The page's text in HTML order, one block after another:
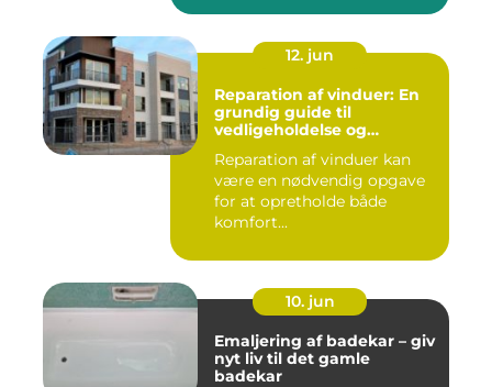
12. jun
Reparation af vinduer: En
grundig guide til
vedligeholdelse og
Reparation af vinduer kan
være en nødvendig opgave
for at opretholde både
komfort...
10. jun
Emaljering af badekar – giv
nyt liv til det gamle
badekar